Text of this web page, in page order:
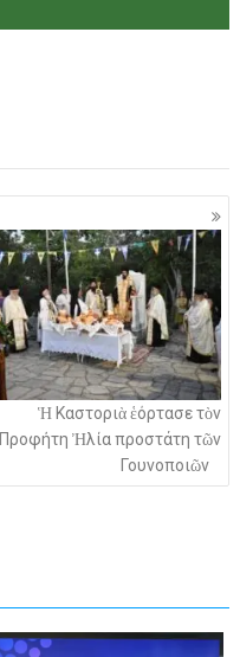
Ἡ Καστοριὰ ἑόρτασε τὸν
Προφήτη Ἠλία προστάτη τῶν
Γουνοποιῶν